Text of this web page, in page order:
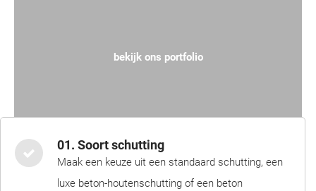
bekijk ons portfolio
01. Soort schutting
Maak een keuze uit een standaard schutting, een
luxe beton-houtenschutting of een beton